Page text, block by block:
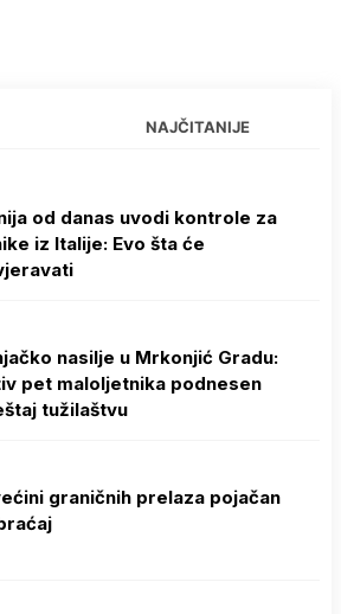
NAJČITANIJE
od danas uvodi kontrole za
iz Italije: Evo šta će
nasilje u Mrkonjić Gradu:
pet maloljetnika podnesen
tužilaštvu
graničnih prelaza pojačan